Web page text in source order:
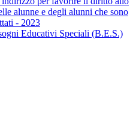
alunne e degli alunni che sono
- 2023
Educativi Speciali (B.E.S.)